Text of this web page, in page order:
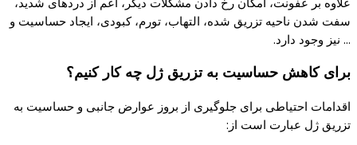
سفت شدن ناحیه تزریق شده، التهاب، تورم، کبودی، ایجاد حساسیت و
… نیز وجود دارد.
برای کاهش حساسیت به تزریق ژل چه کار کنیم؟
اقدامات احتیاطی برای جلوگیری از بروز عوارض جانبی و حساسیت به
تزریق ژل عبارت است از: